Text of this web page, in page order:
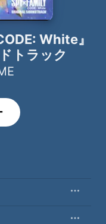
White』
トラック